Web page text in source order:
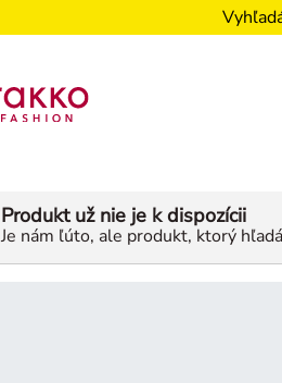
Produkt už nie je k dispozícii
Je nám ľúto, ale produkt, ktorý